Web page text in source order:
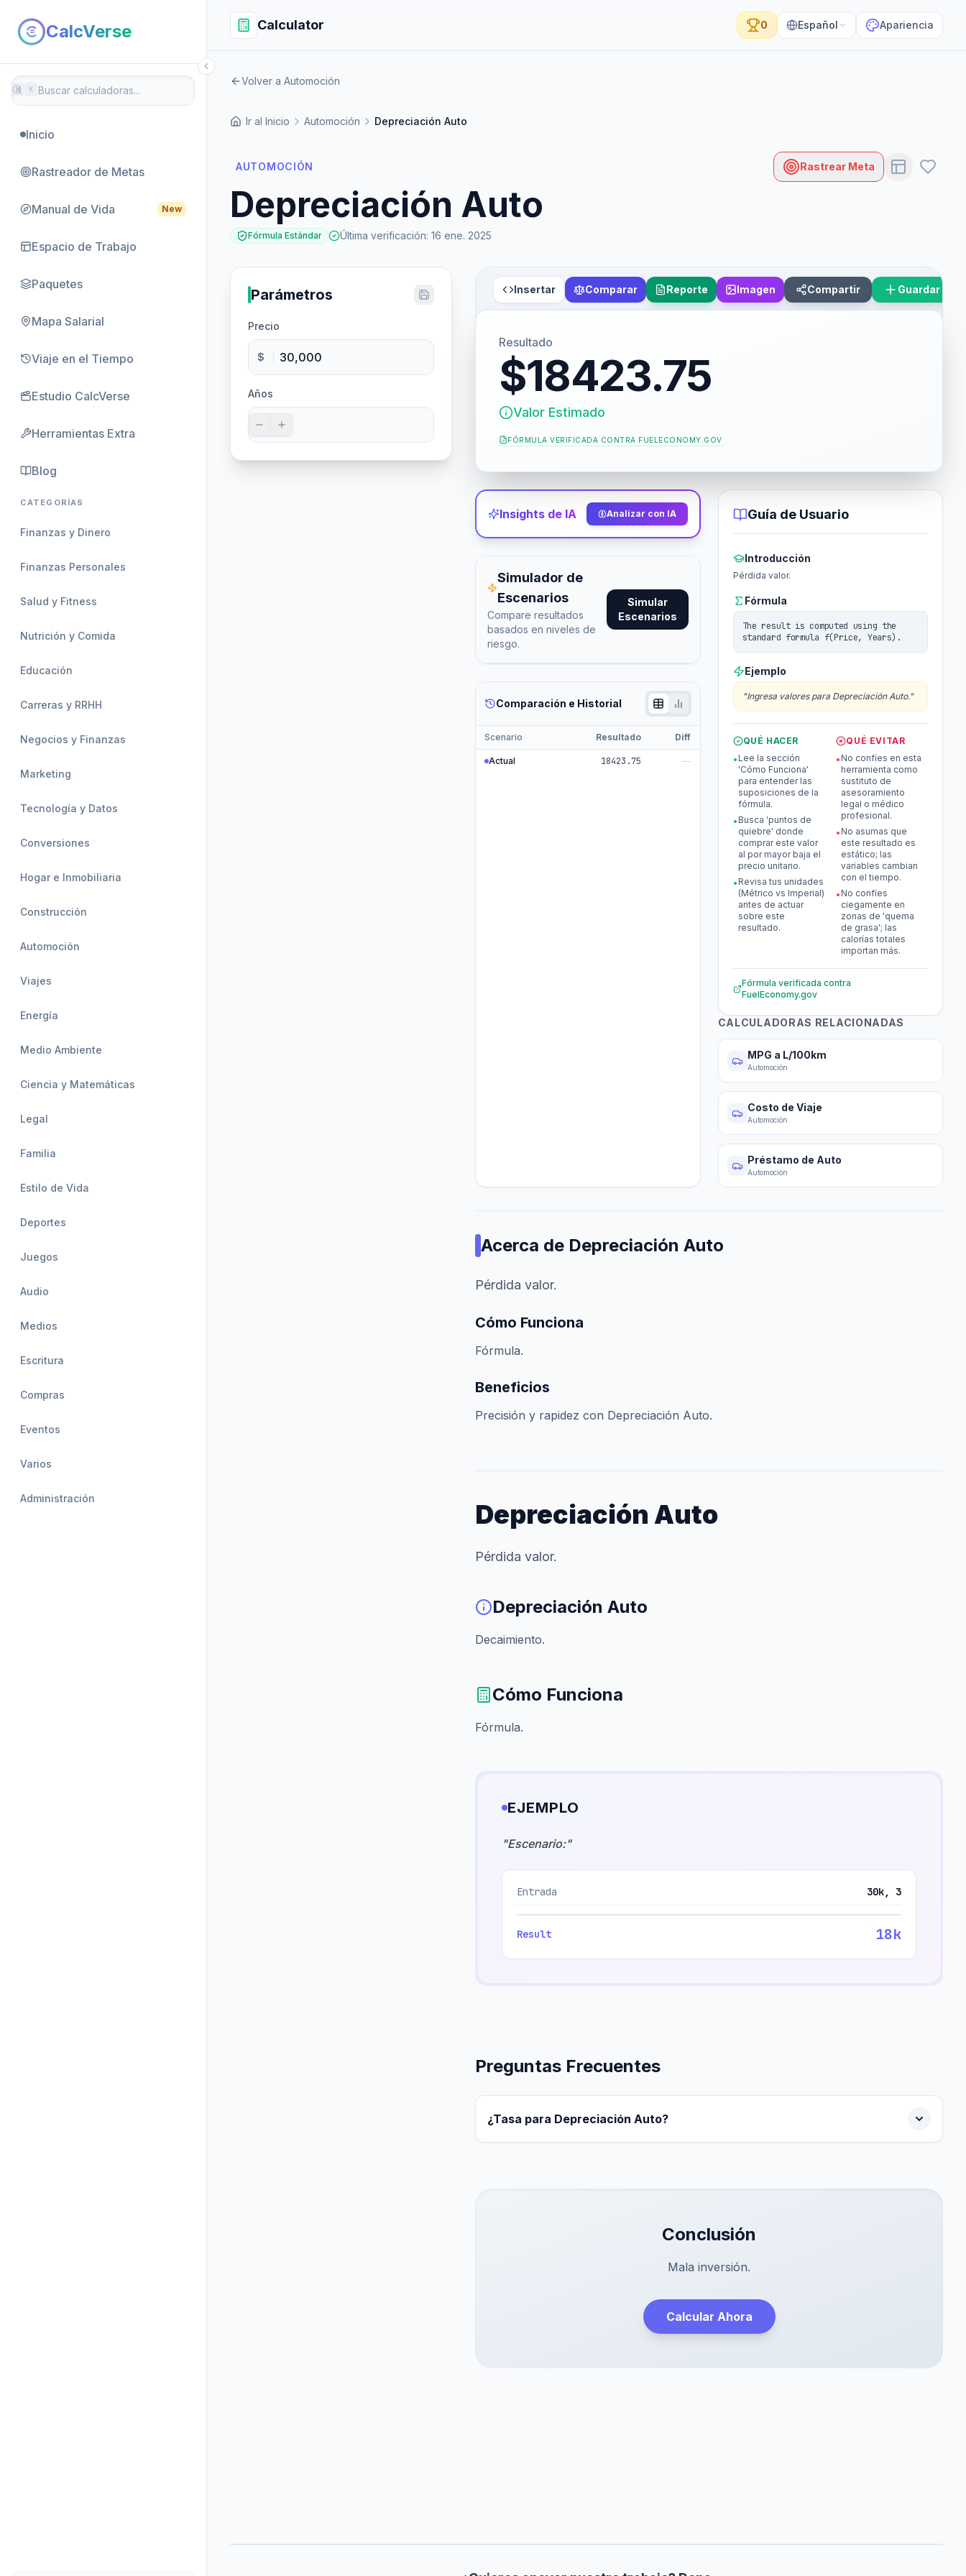
CalcVerse
⌘ K
Inicio
Rastreador de Metas
Manual de Vida New
Espacio de Trabajo
Paquetes
Mapa Salarial
Viaje en el Tiempo
Estudio CalcVerse
Herramientas Extra
Blog
CATEGORÍAS
Finanzas y Dinero
Finanzas Personales
Salud y Fitness
Nutrición y Comida
Educación
Carreras y RRHH
Negocios y Finanzas
Marketing
Tecnología y Datos
Conversiones
Hogar e Inmobiliaria
Construcción
Automoción
Viajes
Energía
Medio Ambiente
Ciencia y Matemáticas
Legal
Familia
Estilo de Vida
Deportes
Juegos
Audio
Medios
Escritura
Compras
Eventos
Varios
Administración
Calculator 0 Español Apariencia
Volver a Automoción
Ir al Inicio Automoción Depreciación Auto
AUTOMOCIÓN Rastrear Meta
Depreciación Auto
Fórmula Estándar Última verificación: 16 ene. 2025
Parámetros
Precio
$
Años
Insertar Comparar Reporte Imagen Compartir Guardar
Resultado
$18423.75
Valor Estimado
FÓRMULA VERIFICADA CONTRA FUELECONOMY.GOV
Insights de IA Analizar con IA
Simulador de
Escenarios
Compare resultados
basados en niveles de
riesgo.
Simular
Escenarios
Comparación e Historial
Scenario Resultado Diff
Actual 18423.75 —
Guía de Usuario
Introducción
Pérdida valor.
Fórmula
The result is computed using the
standard formula f(Price, Years).
Ejemplo
"Ingresa valores para Depreciación Auto."
QUÉ HACER
• Lee la sección
'Cómo Funciona'
para entender las
suposiciones de la
fórmula.
• Busca 'puntos de
quiebre' donde
comprar este valor
al por mayor baja el
precio unitario.
• Revisa tus unidades
(Métrico vs Imperial)
antes de actuar
sobre este
resultado.
QUÉ EVITAR
• No confíes en esta
herramienta como
sustituto de
asesoramiento
legal o médico
profesional.
• No asumas que
este resultado es
estático; las
variables cambian
con el tiempo.
• No confíes
ciegamente en
zonas de 'quema
de grasa'; las
calorías totales
importan más.
Fórmula verificada contra
FuelEconomy.gov
CALCULADORAS RELACIONADAS
MPG a L/100km
Automoción
Costo de Viaje
Automoción
Préstamo de Auto
Automoción
Acerca de Depreciación Auto
Pérdida valor.
Cómo Funciona
Fórmula.
Beneficios
Precisión y rapidez con Depreciación Auto.
Depreciación Auto
Pérdida valor.
Depreciación Auto
Decaimiento.
Cómo Funciona
Fórmula.
EJEMPLO
"Escenario:"
Entrada 30k, 3
Result 18k
Preguntas Frecuentes
¿Tasa para Depreciación Auto?
Conclusión
Mala inversión.
Calcular Ahora